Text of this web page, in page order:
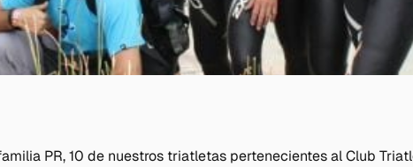
PR, 10 de nuestros triatletas pertenecientes al Club